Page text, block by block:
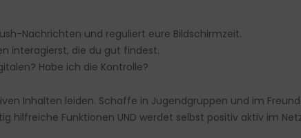
Nachrichten und reguliert eure Bildschirmzeit.
interagierst, die du gut findest.
Habe ich die Kontrolle?
Inhalten leiden. Schaffe in Jugendgruppen und im
hilfreiche Funktionen UND werdet selbst positiv aktiv im